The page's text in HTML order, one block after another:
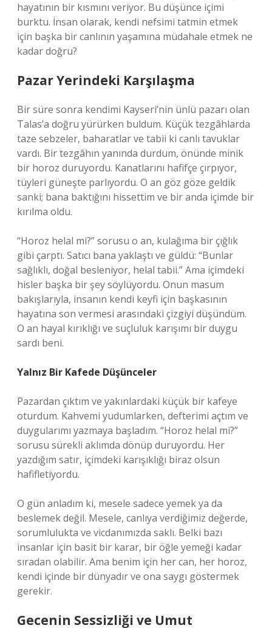
hayatının bir kısmını veriyor. Bu düşünce içimi
burktu. İnsan olarak, kendi nefsimi tatmin etmek
için başka bir canlının yaşamına müdahale etmek ne
kadar doğru?
Pazar Yerindeki Karşılaşma
Bir süre sonra kendimi Kayseri’nin ünlü pazarı olan
Talas’a doğru yürürken buldum. Küçük tezgâhlarda
taze sebzeler, baharatlar ve tabii ki canlı tavuklar
vardı. Bir tezgâhın yanında durdum, önünde minik
bir horoz duruyordu. Kanatlarını hafifçe çırpıyor,
tüyleri güneşte parlıyordu. O an göz göze geldik
sanki; bana baktığını hissettim ve bir anda içimde bir
kırılma oldu.
“Horoz helal mi?” sorusu o an, kulağıma bir çığlık
gibi çarptı. Satıcı bana yaklaştı ve güldü: “Bunlar
sağlıklı, doğal besleniyor, helal tabii.” Ama içimdeki
hisler başka bir şey söylüyordu. Onun masum
bakışlarıyla, insanın kendi keyfi için başkasının
hayatına son vermesi arasındaki çizgiyi düşündüm.
O an hayal kırıklığı ve suçluluk karışımı bir duygu
sardı beni.
Yalnız Bir Kafede Düşünceler
Pazardan çıktım ve yakınlardaki küçük bir kafeye
oturdum. Kahvemi yudumlarken, defterimi açtım ve
duygularımı yazmaya başladım. “Horoz helal mi?”
sorusu sürekli aklımda dönüp duruyordu. Her
yazdığım satır, içimdeki karışıklığı biraz olsun
hafifletiyordu.
O gün anladım ki, mesele sadece yemek ya da
beslemek değil. Mesele, canlıya verdiğimiz değerde,
sorumlulukta ve vicdanımızda saklı. Belki bazı
insanlar için basit bir karar, bir öğle yemeği kadar
sıradan olabilir. Ama benim için her can, her horoz,
kendi içinde bir dünyadır ve ona saygı göstermek
gerekir.
Gecenin Sessizliği ve Umut